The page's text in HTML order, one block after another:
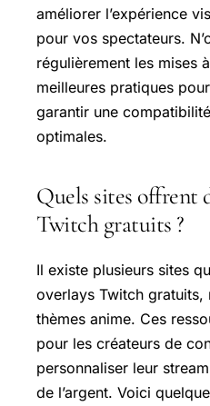
améliorer l’expérience
pour vos spectateurs.
régulièrement les mises
meilleures pratiques
garantir une
optimales.
Quels sites offrent
Twitch gratuits ?
Il existe plusieurs sites
overlays Twitch gratuits,
thèmes anime. Ces
pour les créateurs de
personnaliser leur
de l’argent. Voici